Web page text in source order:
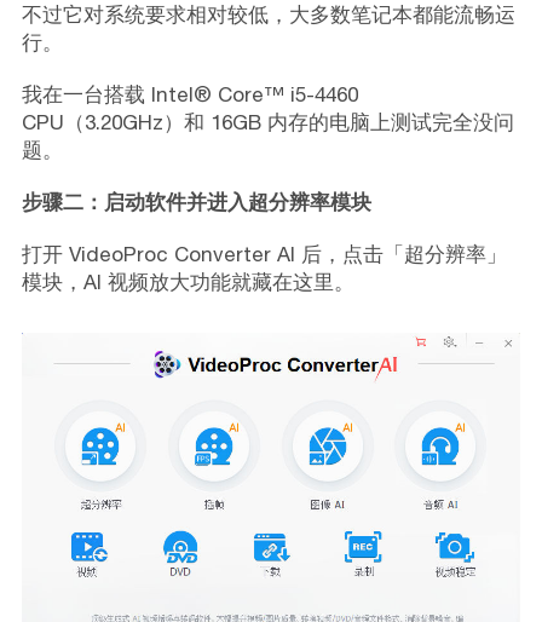
不过它对系统要求相对较低，大多数笔记本都能流畅运
行。
我在一台搭载 Intel® Core™ i5-4460
CPU（3.20GHz）和 16GB 内存的电脑上测试完全没问
题。
步骤二：启动软件并进入超分辨率模块
打开 VideoProc Converter AI 后，点击「超分辨率」
模块，AI 视频放大功能就藏在这里。